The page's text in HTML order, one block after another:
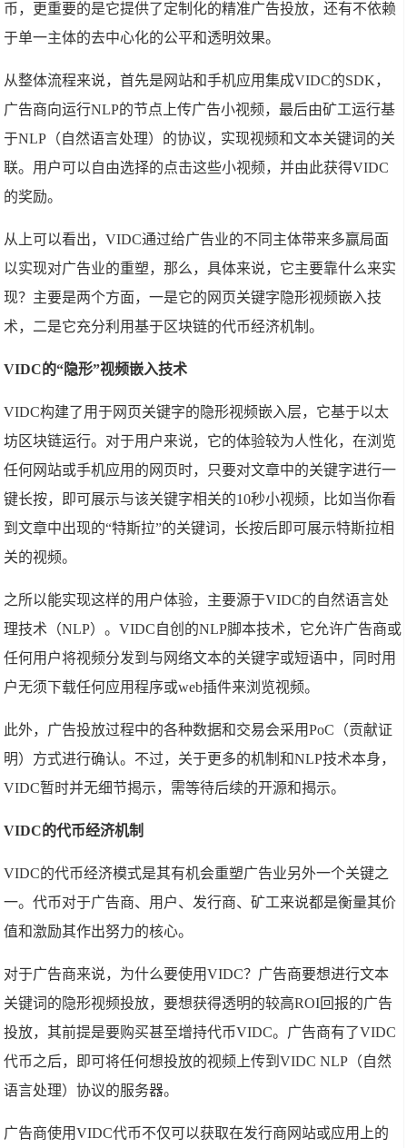
币，更重要的是它提供了定制化的精准广告投放，还有不依赖
于单一主体的去中心化的公平和透明效果。
从整体流程来说，首先是网站和手机应用集成VIDC的SDK，
广告商向运行NLP的节点上传广告小视频，最后由矿工运行基
于NLP（自然语言处理）的协议，实现视频和文本关键词的关
联。用户可以自由选择的点击这些小视频，并由此获得VIDC
的奖励。
从上可以看出，VIDC通过给广告业的不同主体带来多赢局面
以实现对广告业的重塑，那么，具体来说，它主要靠什么来实
现？主要是两个方面，一是它的网页关键字隐形视频嵌入技
术，二是它充分利用基于区块链的代币经济机制。
VIDC的“隐形”视频嵌入技术
VIDC构建了用于网页关键字的隐形视频嵌入层，它基于以太
坊区块链运行。对于用户来说，它的体验较为人性化，在浏览
任何网站或手机应用的网页时，只要对文章中的关键字进行一
键长按，即可展示与该关键字相关的10秒小视频，比如当你看
到文章中出现的“特斯拉”的关键词，长按后即可展示特斯拉相
关的视频。
之所以能实现这样的用户体验，主要源于VIDC的自然语言处
理技术（NLP）。VIDC自创的NLP脚本技术，它允许广告商或
任何用户将视频分发到与网络文本的关键字或短语中，同时用
户无须下载任何应用程序或web插件来浏览视频。
此外，广告投放过程中的各种数据和交易会采用PoC（贡献证
明）方式进行确认。不过，关于更多的机制和NLP技术本身，
VIDC暂时并无细节揭示，需等待后续的开源和揭示。
VIDC的代币经济机制
VIDC的代币经济模式是其有机会重塑广告业另外一个关键之
一。代币对于广告商、用户、发行商、矿工来说都是衡量其价
值和激励其作出努力的核心。
对于广告商来说，为什么要使用VIDC？广告商要想进行文本
关键词的隐形视频投放，要想获得透明的较高ROI回报的广告
投放，其前提是要购买甚至增持代币VIDC。广告商有了VIDC
代币之后，即可将任何想投放的视频上传到VIDC NLP（自然
语言处理）协议的服务器。
广告商使用VIDC代币不仅可以获取在发行商网站或应用上的